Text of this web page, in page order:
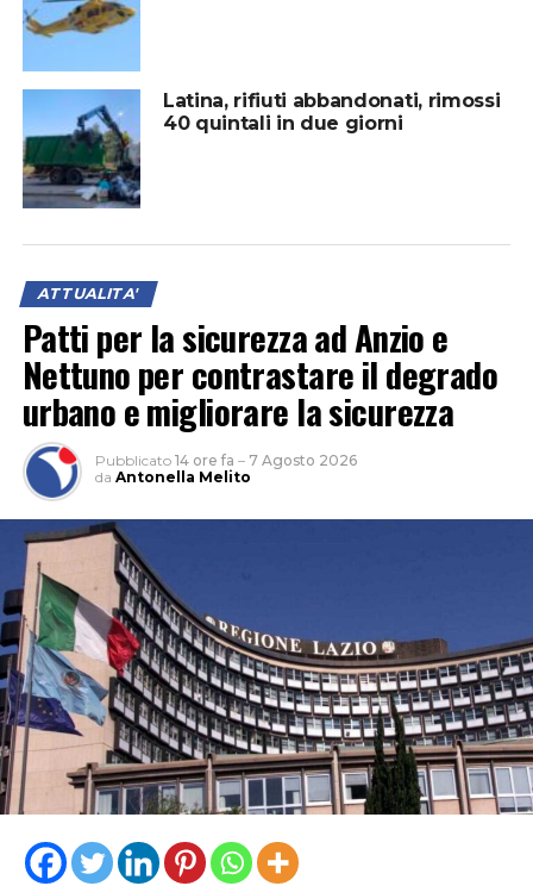
Latina, rifiuti abbandonati, rimossi
40 quintali in due giorni
ATTUALITA'
Patti per la sicurezza ad Anzio e
Nettuno per contrastare il degrado
urbano e migliorare la sicurezza
Pubblicato 14 ore fa – 7 Agosto 2026
da Antonella Melito